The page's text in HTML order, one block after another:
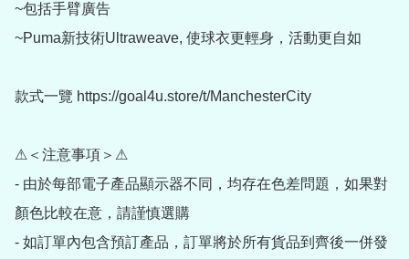
~包括手臂廣告
~Puma新技術Ultraweave, 使球衣更輕身，活動更自如
款式一覽 https://goal4u.store/t/ManchesterCity
⚠＜注意事項＞⚠
- 由於每部電子產品顯示器不同，均存在色差問題，如果對
顏色比較在意，請謹慎選購
- 如訂單內包含預訂產品，訂單將於所有貨品到齊後一併發